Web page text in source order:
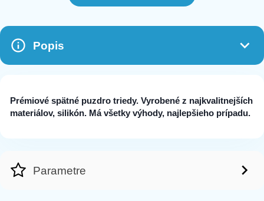
Popis
Prémiové spätné puzdro triedy. Vyrobené z najkvalitnejších
materiálov, silikón. Má všetky výhody, najlepšieho prípadu.
Parametre